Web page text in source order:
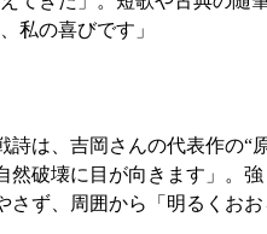
私の喜びです」
は、吉岡さんの代表作の“
破壊に目が向きます」。強
ず、周囲から「明るくお